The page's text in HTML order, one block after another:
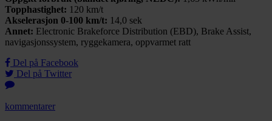
Topphastighet: 120 km/t
Akselerasjon 0-100 km/t: 14,0 sek
Annet: Electronic Brakeforce Distribution (EBD), Brake Assist,
navigasjonssystem, ryggekamera, oppvarmet ratt
Del på Facebook
Del på Twitter
kommentarer